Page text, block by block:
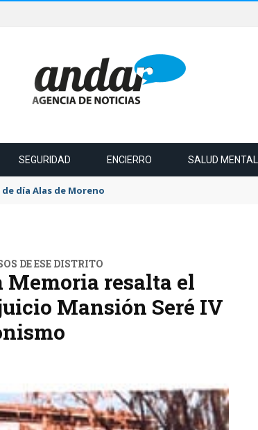
SEGURIDAD ENCIERRO SALUD MENTAL
día Alas de Moreno
DE ESE DISTRITO
Memoria resalta el
Mansión Seré IV